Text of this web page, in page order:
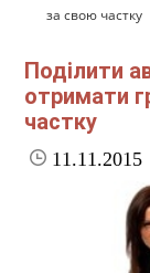
за свою частку
Поділити
отримати
частку
11.11.2015